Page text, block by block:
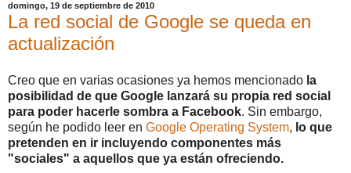
domingo, 19 de septiembre de 2010
La red social de Google se queda en
actualización
Creo que en varias ocasiones ya hemos mencionado la
posibilidad de que Google lanzará su propia red social
para poder hacerle sombra a Facebook. Sin embargo,
según he podido leer en Google Operating System, lo que
pretenden en ir incluyendo componentes más
"sociales" a aquellos que ya están ofreciendo.